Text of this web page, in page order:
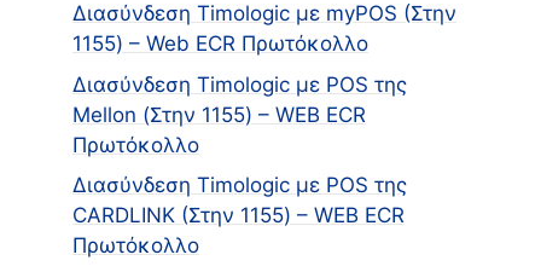
Διασύνδεση Timologic με myPOS (Στην
1155) – Web ECR Πρωτόκολλο
Διασύνδεση Timologic με POS της
Mellon (Στην 1155) – WEB ECR
Πρωτόκολλο
Διασύνδεση Timologic με POS της
CARDLINK (Στην 1155) – WEB ECR
Πρωτόκολλο